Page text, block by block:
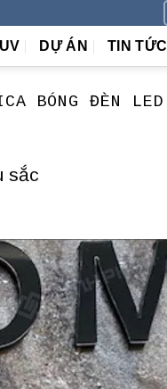
DỰ ÁN TIN TỨC
BÓNG ĐÈN LED
sắc